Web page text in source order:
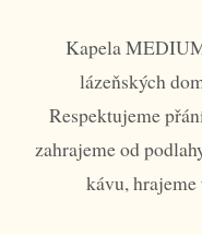
Kapela
lázeňských
Respektujeme
zahrajeme od
kávu, hrajeme